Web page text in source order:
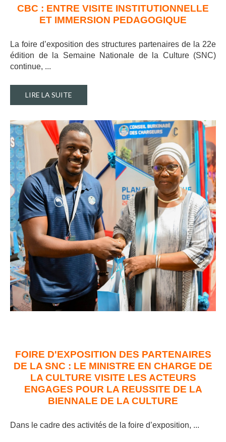
CBC : ENTRE VISITE INSTITUTIONNELLE
ET IMMERSION PEDAGOGIQUE
La foire d’exposition des structures partenaires de la 22e
édition de la Semaine Nationale de la Culture (SNC)
continue, ...
LIRE LA SUITE
FOIRE D'EXPOSITION DES PARTENAIRES
DE LA SNC : LE MINISTRE EN CHARGE DE
LA CULTURE VISITE LES ACTEURS
ENGAGES POUR LA REUSSITE DE LA
BIENNALE DE LA CULTURE
Dans le cadre des activités de la foire d’exposition, ...